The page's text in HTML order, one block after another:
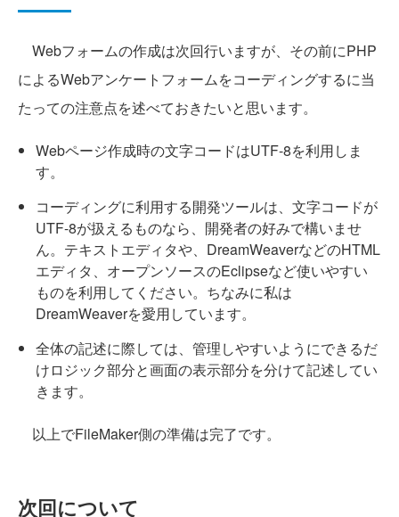
Webフォームの作成は次回行いますが、その前にPHP
によるWebアンケートフォームをコーディングするに当
たっての注意点を述べておきたいと思います。
Webページ作成時の文字コードはUTF-8を利用しま
す。
コーディングに利用する開発ツールは、文字コードが
UTF-8が扱えるものなら、開発者の好みで構いませ
ん。テキストエディタや、DreamWeaverなどのHTML
エディタ、オープンソースのEclipseなど使いやすい
ものを利用してください。ちなみに私は
DreamWeaverを愛用しています。
全体の記述に際しては、管理しやすいようにできるだ
けロジック部分と画面の表示部分を分けて記述してい
きます。
以上でFileMaker側の準備は完了です。
次回について